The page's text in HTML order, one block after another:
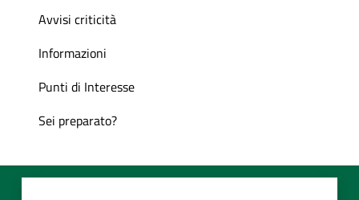
Avvisi criticità
Informazioni
Punti di Interesse
Sei preparato?